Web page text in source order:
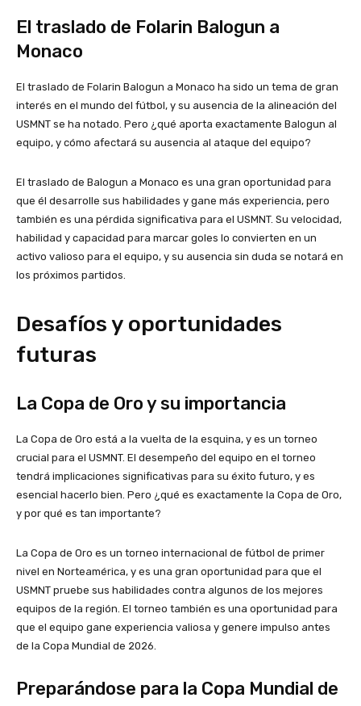
El traslado de Folarin Balogun a
Monaco
El traslado de Folarin Balogun a Monaco ha sido un tema de gran
interés en el mundo del fútbol, y su ausencia de la alineación del
USMNT se ha notado. Pero ¿qué aporta exactamente Balogun al
equipo, y cómo afectará su ausencia al ataque del equipo?
El traslado de Balogun a Monaco es una gran oportunidad para
que él desarrolle sus habilidades y gane más experiencia, pero
también es una pérdida significativa para el USMNT. Su velocidad,
habilidad y capacidad para marcar goles lo convierten en un
activo valioso para el equipo, y su ausencia sin duda se notará en
los próximos partidos.
Desafíos y oportunidades
futuras
La Copa de Oro y su importancia
La Copa de Oro está a la vuelta de la esquina, y es un torneo
crucial para el USMNT. El desempeño del equipo en el torneo
tendrá implicaciones significativas para su éxito futuro, y es
esencial hacerlo bien. Pero ¿qué es exactamente la Copa de Oro,
y por qué es tan importante?
La Copa de Oro es un torneo internacional de fútbol de primer
nivel en Norteamérica, y es una gran oportunidad para que el
USMNT pruebe sus habilidades contra algunos de los mejores
equipos de la región. El torneo también es una oportunidad para
que el equipo gane experiencia valiosa y genere impulso antes
de la Copa Mundial de 2026.
Preparándose para la Copa Mundial de